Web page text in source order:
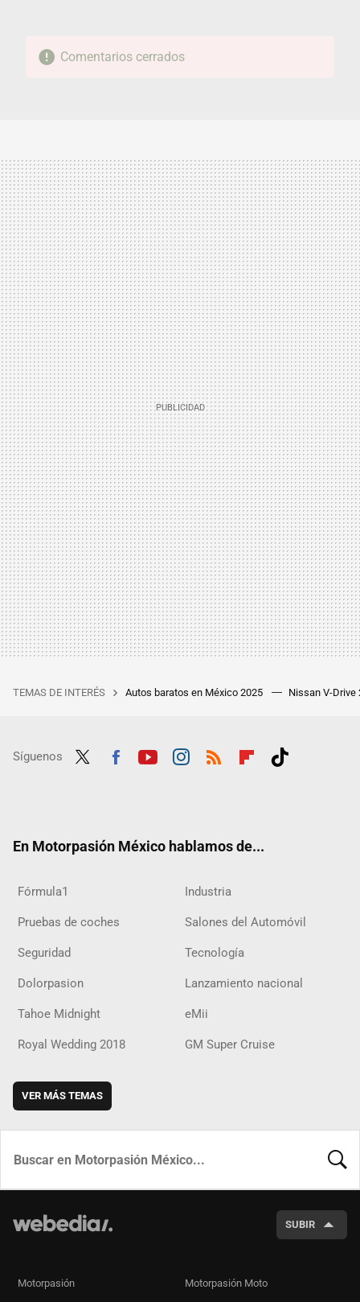
Comentarios cerrados
TEMAS DE INTERÉS Autos baratos en México 2025 Nissan V-Drive
Síguenos
En Motorpasión México hablamos de...
Fórmula1 Industria
Pruebas de coches Salones del Automóvil
Seguridad Tecnología
Dolorpasion Lanzamiento nacional
Tahoe Midnight eMii
Royal Wedding 2018 GM Super Cruise
VER MÁS TEMAS
SUBIR
Motorpasión Motorpasión Moto